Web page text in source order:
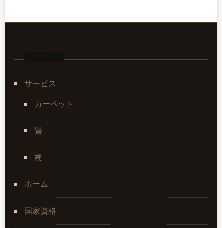
サービス
カーペット
畳
襖
ホーム
国家資格